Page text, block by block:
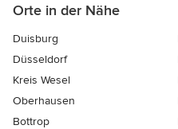
Orte in der Nähe
Duisburg
Düsseldorf
Kreis Wesel
Oberhausen
Bottrop